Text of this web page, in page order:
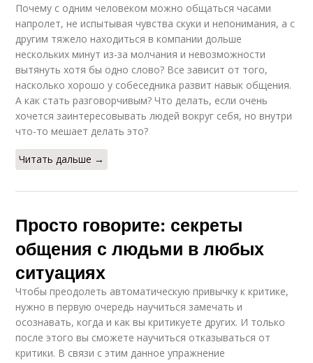
Почему с одним человеком можно общаться часами
напролет, не испытывая чувства скуки и непонимания, а с
другим тяжело находиться в компании дольше
нескольких минут из-за молчания и невозможности
вытянуть хотя бы одно слово? Все зависит от того,
насколько хорошо у собеседника развит навык общения.
А как стать разговорчивым? Что делать, если очень
хочется заинтересовывать людей вокруг себя, но внутри
что-то мешает делать это?
Читать дальше →
Просто говорите: секреты
общения с людьми в любых
ситуациях
Чтобы преодолеть автоматическую привычку к критике,
нужно в первую очередь научиться замечать и
осознавать, когда и как вы критикуете других. И только
после этого вы сможете научиться отказываться от
критики. В связи с этим данное упражнение